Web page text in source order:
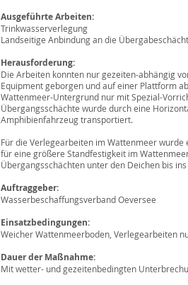
Ausgeführte Arbeiten:
Trinkwasserverlegung
Landseitige Anbindung an die
Herausforderung:
Die Arbeiten konnten nur gezeiten-abhängig
Equipment geborgen und auf einer Plattform
Wattenmeer-Untergrund nur mit Spezial-
Übergangsschächte wurde durch eine
Amphibienfahrzeug transportiert.
Für die Verlegearbeiten im Wattenmeer
für eine größere Standfestigkeit im
Übergangsschächten unter den Deichen bis
Auftraggeber:
Wasserbeschaffungsverband Oeversee
Einsatzbedingungen:
Weicher Wattenmeerboden, Verlegearbeiten
Dauer der Maßnahme:
Mit wetter- und gezeitenbedingten